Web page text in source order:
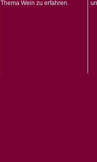
Thema Wein zu erfahren.